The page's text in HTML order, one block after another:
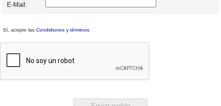
E-Mail:
Sí, acepto las Condidiones y términos